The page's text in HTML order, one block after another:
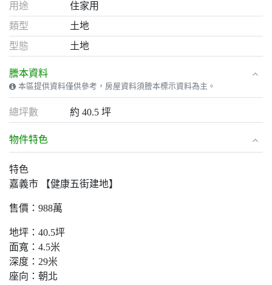
用途
住家用
類型
土地
型態
土地
謄本資料
本區提供資料僅供參考，房屋資料須謄本標示資料為主。
總坪數 約 40.5 坪
物件特色
特色
嘉義市 【健康五街建地】
售價：988萬
地坪：40.5坪
面寬：4.5米
深度：29米
座向：朝北